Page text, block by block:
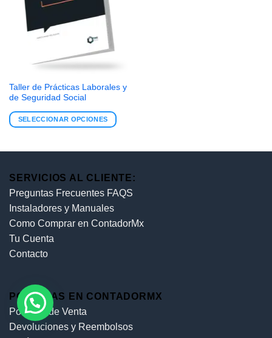
Taller de Prácticas Laborales y
de Seguridad Social
SELECCIONAR OPCIONES
SERVICIOS AL CLIENTE:
Preguntas Frecuentes FAQS
Instaladores y Manuales
Como Comprar en ContadorMx
Tu Cuenta
Contacto
POLÍTICAS EN CONTADORMX
Políticas de Venta
Devoluciones y Reembolsos